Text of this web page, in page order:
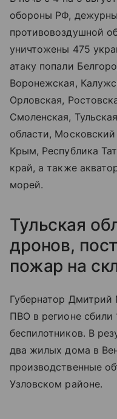
обороны РФ,
противовоздушной
уничтожены 475
атаку попали
Воронежская,
Орловская,
Смоленская,
области,
Крым, Республика
край, а также
морей.
Тульская
дронов,
пожар на
Губернатор Дмитрий
ПВО в регионе сбили
беспилотников. В
два жилых дома в
производственные
Узловском районе.